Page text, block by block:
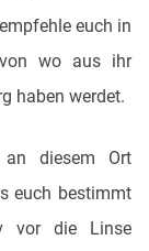
euch in
wo aus ihr
haben werdet.
diesem Ort
euch bestimmt
vor die Linse